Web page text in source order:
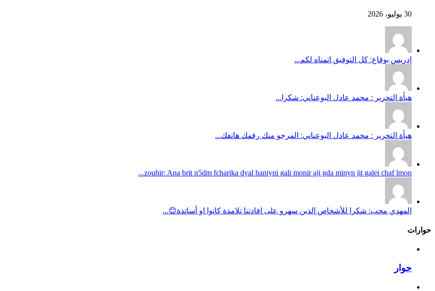
30 يوليو، 2026
إدريس بوقاع: كل التوفيق اتمناه لكم...
هيأة التحرير : محمد عادل البوعناني: شكرا...
هيأة التحرير : محمد عادل البوعناني: المرجو منك رقمك هاتفك...
zouhir: Ana brit n5dm fcharika dyal haniyni gali monir aji gda minyn jit galei chaf lmon...
المهدي محب: شكرا للأشخاص الذين سهرو على افادتنا تلامذة كانوا او أساتذة😊...
حوارات
حوار